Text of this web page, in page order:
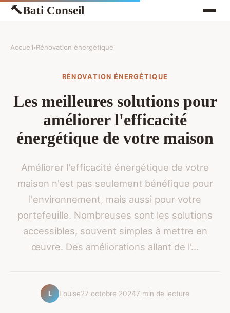
🔨Bati Conseil
Accueil›Rénovation énergétique
RÉNOVATION ÉNERGÉTIQUE
Les meilleures solutions pour
améliorer l'efficacité
énergétique de votre maison
Améliorer l'efficacité énergétique de votre
maison n'est pas seulement bénéfique pour
l'environnement, mais aussi pour votre
portefeuille. Nombreuses sont les solutions
accessibles, souvent simples à mettre en
œuvre. Des améliorations allant de l'...
L Louise27 octobre 20247 min de lecture